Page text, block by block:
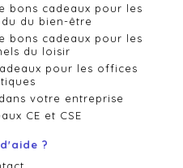
bons cadeaux pour les
du bien-être
bons cadeaux pour les
du loisir
pour les offices
votre entreprise
CE et CSE
?